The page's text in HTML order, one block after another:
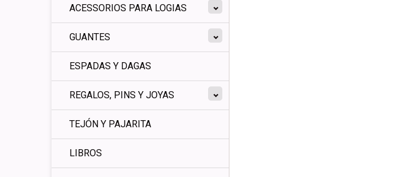
ACESSORIOS PARA LOGIAS
GUANTES
ESPADAS Y DAGAS
REGALOS, PINS Y JOYAS
TEJÓN Y PAJARITA
LIBROS